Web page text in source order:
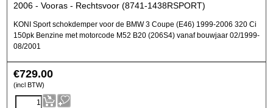
2006 - Vooras - Rechtsvoor (8741-1438RSPORT)
KONI Sport schokdemper voor de BMW 3 Coupe (E46) 1999-2006 320 Ci
150pk Benzine met motorcode M52 B20 (206S4) vanaf bouwjaar 02/1999-
08/2001
€729.00
(incl BTW)